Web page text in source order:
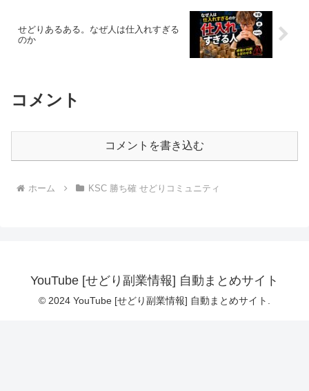
せどりあるある。なぜ人は仕入れすぎる
のか
コメント
コメントを書き込む
ホーム KSC 勝ち確 せどりコミュニティ
YouTube [せどり副業情報] 自動まとめサイト
© 2024 YouTube [せどり副業情報] 自動まとめサイト.